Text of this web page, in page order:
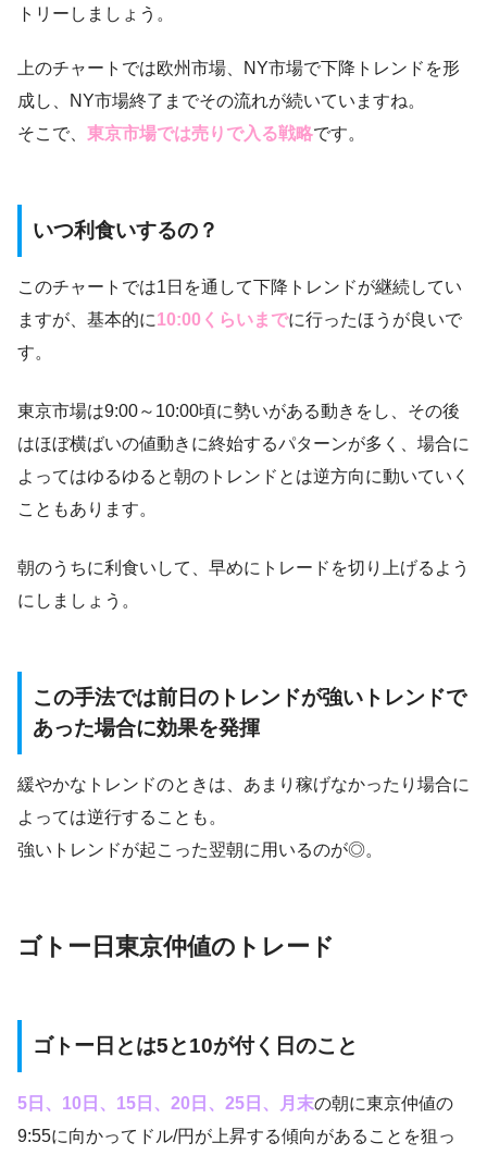
トリーしましょう。
上のチャートでは欧州市場、NY市場で下降トレンドを形
成し、NY市場終了までその流れが続いていますね。
そこで、 東京市場では売りで入る戦略です。
いつ利食いするの？
このチャートでは1日を通して下降トレンドが継続してい
ますが、基本的に10:00くらいまでに行ったほうが良いで
す。
東京市場は9:00～10:00頃に勢いがある動きをし、その後
はほぼ横ばいの値動きに終始するパターンが多く、場合に
よってはゆるゆると朝のトレンドとは逆方向に動いていく
こともあります。
朝のうちに利食いして、早めにトレードを切り上げるよう
にしましょう。
この手法では前日のトレンドが強いトレンドで
あった場合に効果を発揮
緩やかなトレンドのときは、あまり稼げなかったり場合に
よっては逆行することも。
強いトレンドが起こった翌朝に用いるのが◎。
ゴトー日東京仲値のトレード
ゴトー日とは5と10が付く日のこと
5日、10日、15日、20日、25日、月末の朝に東京仲値の
9:55に向かってドル/円が上昇する傾向があることを狙っ